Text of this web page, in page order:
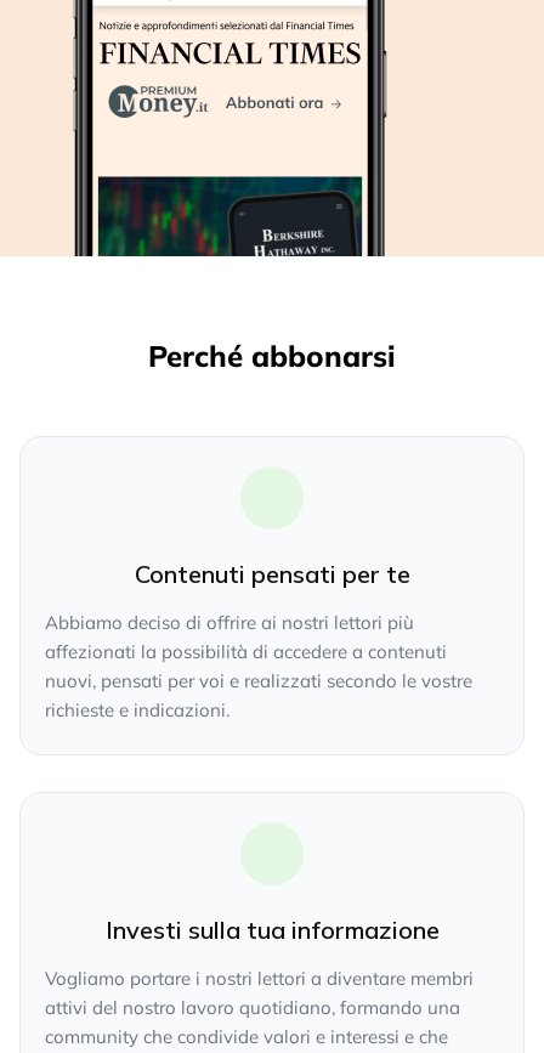
Perché abbonarsi
Contenuti pensati per te
Abbiamo deciso di offrire ai nostri lettori più
affezionati la possibilità di accedere a contenuti
nuovi, pensati per voi e realizzati secondo le vostre
richieste e indicazioni.
Investi sulla tua informazione
Vogliamo portare i nostri lettori a diventare membri
attivi del nostro lavoro quotidiano, formando una
community che condivide valori e interessi e che